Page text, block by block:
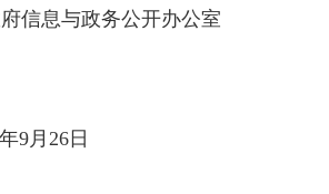
信息与政务公开办公室
26日